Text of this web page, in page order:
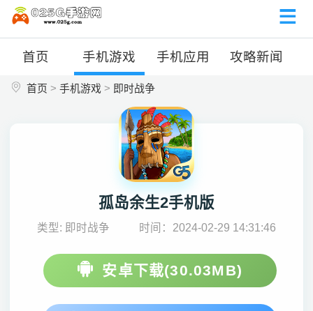
首页 手机游戏 手机应用 攻略新闻
首页 > 手机游戏> 即时战争
孤岛余生2手机版
类型: 即时战争 时间：2024-02-29 14:31:46
安卓下载(30.03MB)